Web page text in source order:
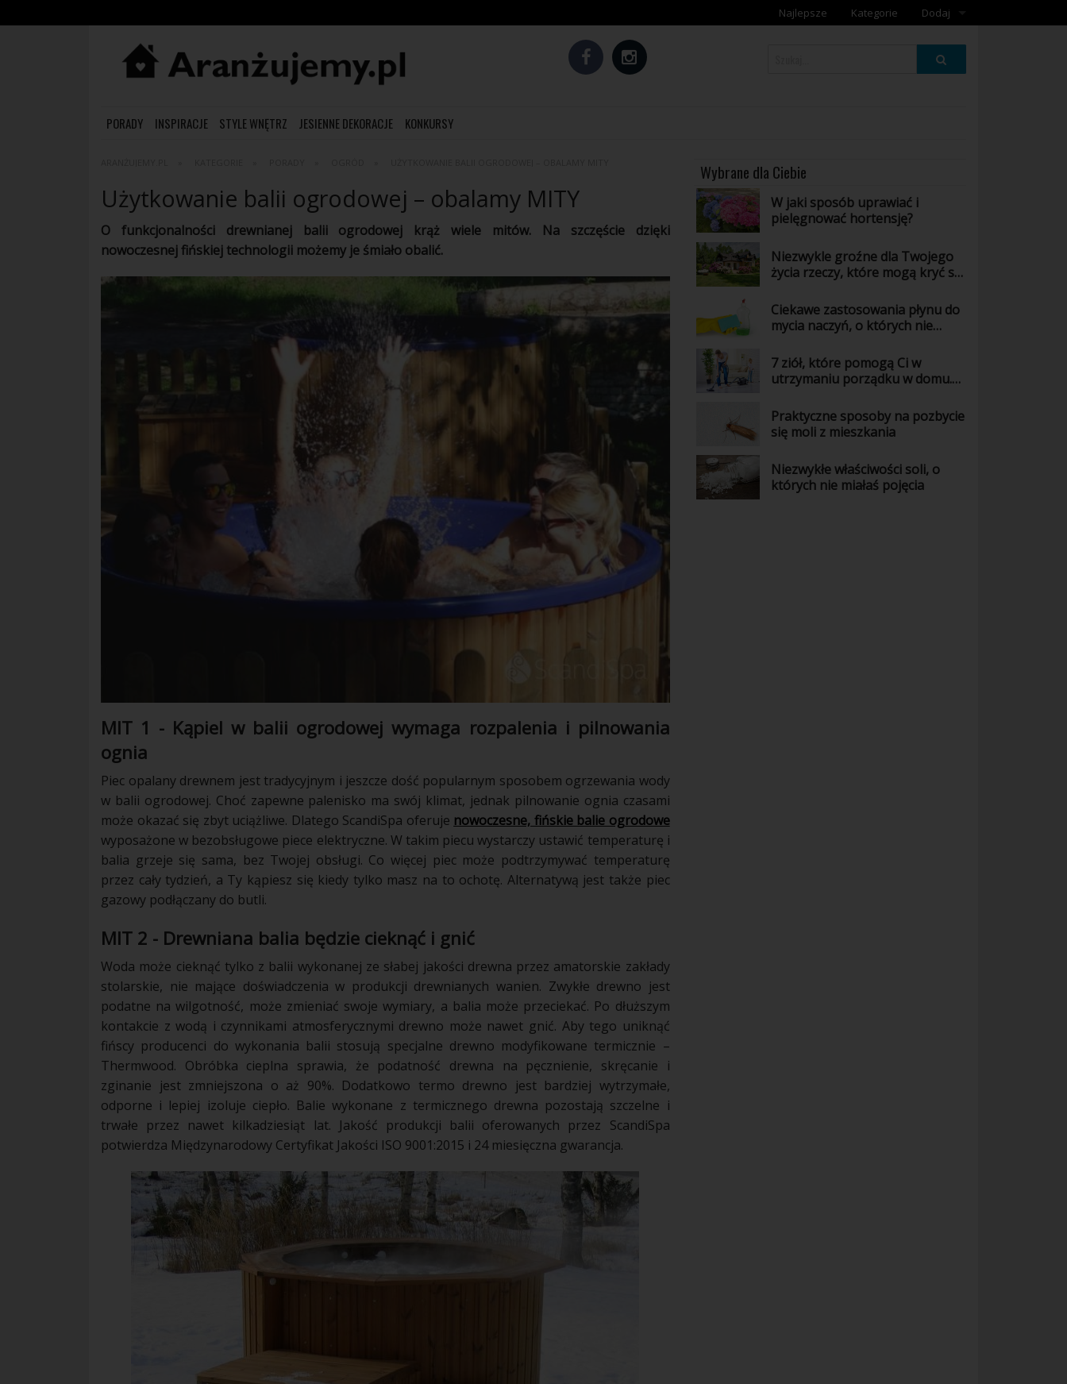
Najlepsze Kategorie
Dodaj
Dodaj artykuł
PORADY INSPIRACJE STYLE WNĘTRZ JESIENNE DEKORACJE KONKURSY
Użytkowanie balii ogrodowej – obalamy MITY
O funkcjonalności drewnianej balii ogrodowej krąż wiele mitów. Na szczęście dzięki
nowoczesnej fińskiej technologii możemy je śmiało obalić.
MIT 1 - Kąpiel w balii ogrodowej wymaga rozpalenia i pilnowania
ognia
Piec opalany drewnem jest tradycyjnym i jeszcze dość popularnym sposobem ogrzewania wody
w balii ogrodowej. Choć zapewne palenisko ma swój klimat, jednak pilnowanie ognia czasami
może okazać się zbyt uciążliwe. Dlatego ScandiSpa oferuje nowoczesne, fińskie balie ogrodowe
wyposażone w bezobsługowe piece elektryczne. W takim piecu wystarczy ustawić temperaturę i
balia grzeje się sama, bez Twojej obsługi. Co więcej piec może podtrzymywać temperaturę
przez cały tydzień, a Ty kąpiesz się kiedy tylko masz na to ochotę. Alternatywą jest także piec
gazowy podłączany do butli.
MIT 2 - Drewniana balia będzie cieknąć i gnić
Woda może cieknąć tylko z balii wykonanej ze słabej jakości drewna przez amatorskie zakłady
stolarskie, nie mające doświadczenia w produkcji drewnianych wanien. Zwykłe drewno jest
podatne na wilgotność, może zmieniać swoje wymiary, a balia może przeciekać. Po dłuższym
kontakcie z wodą i czynnikami atmosferycznymi drewno może nawet gnić. Aby tego uniknąć
fińscy producenci do wykonania balii stosują specjalne drewno modyfikowane termicznie –
Thermwood. Obróbka cieplna sprawia, że podatność drewna na pęcznienie, skręcanie i
zginanie jest zmniejszona o aż 90%. Dodatkowo termo drewno jest bardziej wytrzymałe,
odporne i lepiej izoluje ciepło. Balie wykonane z termicznego drewna pozostają szczelne i
trwałe przez nawet kilkadziesiąt lat. Jakość produkcji balii oferowanych przez ScandiSpa
potwierdza Międzynarodowy Certyfikat Jakości ISO 9001:2015 i 24 miesięczna gwarancja.
Wybrane dla Ciebie
W jaki sposób uprawiać i
pielęgnować hortensję?
Niezwykle groźne dla Twojego
życia rzeczy, które mogą kryć się
Ciekawe zastosowania płynu do
mycia naczyń, o których nie
7 ziół, które pomogą Ci w
utrzymaniu porządku w domu.
Praktyczne sposoby na pozbycie
się moli z mieszkania
Niezwykłe właściwości soli, o
których nie miałaś pojęcia